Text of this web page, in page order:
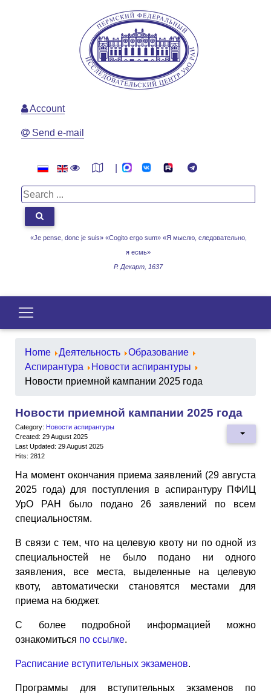
«Je pense, donc je suis» «Cogito ergo sum» «Я мыслю, следовательно,
я есмь»
Р. Декарт, 1637
Account
Send e-mail
Home Деятельность
Образование
Аспирантура
Новости аспирантуры
Новости приемной кампании 2025 года
Новости приемной кампании 2025 года
Category: Новости аспирантуры
Created: 29 August 2025
Last Updated: 29 August 2025
Hits: 2812
На момент окончания приема заявлений (29 августа
2025 года) для поступления в аспирантуру ПФИЦ
УрО РАН было подано 26 заявлений по всем
специальностям.
В связи с тем, что на целевую квоту ни по одной из
специальностей не было подано ни одного
заявления, все места, выделенные на целевую
квоту, автоматически становятся местами для
приема на бюджет.
C более подробной информацией можно
ознакомиться по ссылке.
Расписание вступительных экзаменов.
Программы для вступительных экзаменов по